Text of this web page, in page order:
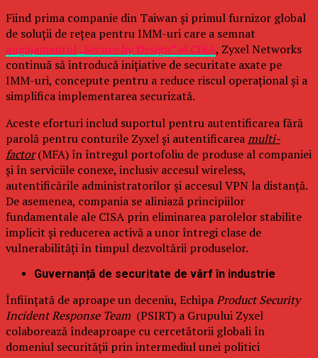
Fiind prima companie din Taiwan și primul furnizor global
de soluții de rețea pentru IMM-uri care a semnat
angajamentul „Secure by Design” al CISA, Zyxel Networks
continuă să introducă inițiative de securitate axate pe
IMM-uri, concepute pentru a reduce riscul operațional și a
simplifica implementarea securizată.
Aceste eforturi includ suportul pentru autentificarea fără
parolă pentru conturile Zyxel și autentificareamulti-
factor(MFA) în întregul portofoliu de produse al companiei
și în serviciile conexe, inclusiv accesul wireless,
autentificările administratorilor și accesul VPN la distanță.
De asemenea, compania se aliniază principiilor
fundamentale ale CISA prin eliminarea parolelor stabilite
implicit și reducerea activă a unor întregi clase de
vulnerabilități în timpul dezvoltării produselor.
Guvernanță de securitate de vârf în industrie
Înființată de aproape un deceniu, EchipaProduct Security
Incident Response Team (PSIRT) a Grupului Zyxel
colaborează îndeaproape cu cercetătorii globali în
domeniul securității prin intermediul unei politici